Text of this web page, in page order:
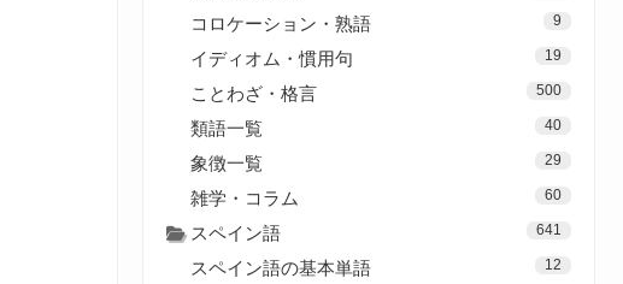
コロケーション・熟語 9
イディオム・慣用句 19
ことわざ・格言 500
類語一覧 40
象徴一覧 29
雑学・コラム 60
スペイン語 641
スペイン語の基本単語 12